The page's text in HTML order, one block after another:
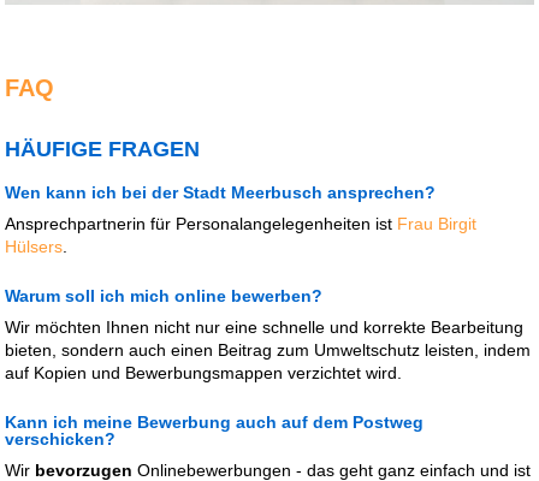
FAQ
HÄUFIGE FRAGEN
Wen kann ich bei der Stadt Meerbusch ansprechen?
Ansprechpartnerin für Personalangelegenheiten ist Frau Birgit
Hülsers
Warum soll ich mich online bewerben?
Wir möchten Ihnen nicht nur eine schnelle und korrekte Bearbeitung
bieten, sondern auch einen Beitrag zum Umweltschutz leisten, indem
auf Kopien und Bewerbungsmappen verzichtet wird.
Kann ich meine Bewerbung auch auf dem Postweg
verschicken?
Wir bevorzugenOnlinebewerbungen - das geht ganz einfach und ist